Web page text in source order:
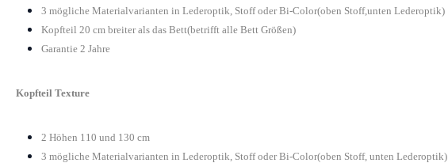
3 mögliche Materialvarianten in Lederoptik, Stoff oder Bi-Color(oben Stoff,unten Lederoptik)
Kopfteil 20 cm breiter als das Bett(betrifft alle Bett Größen)
Garantie 2 Jahre
Kopfteil Texture
2 Höhen 110 und 130 cm
3 mögliche Materialvarianten in Lederoptik, Stoff oder Bi-Color(oben Stoff, unten Lederoptik)